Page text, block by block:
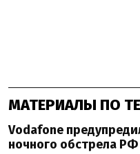
МАТЕРИАЛЫ ПО
Vodafone
ночного обстрела РФ